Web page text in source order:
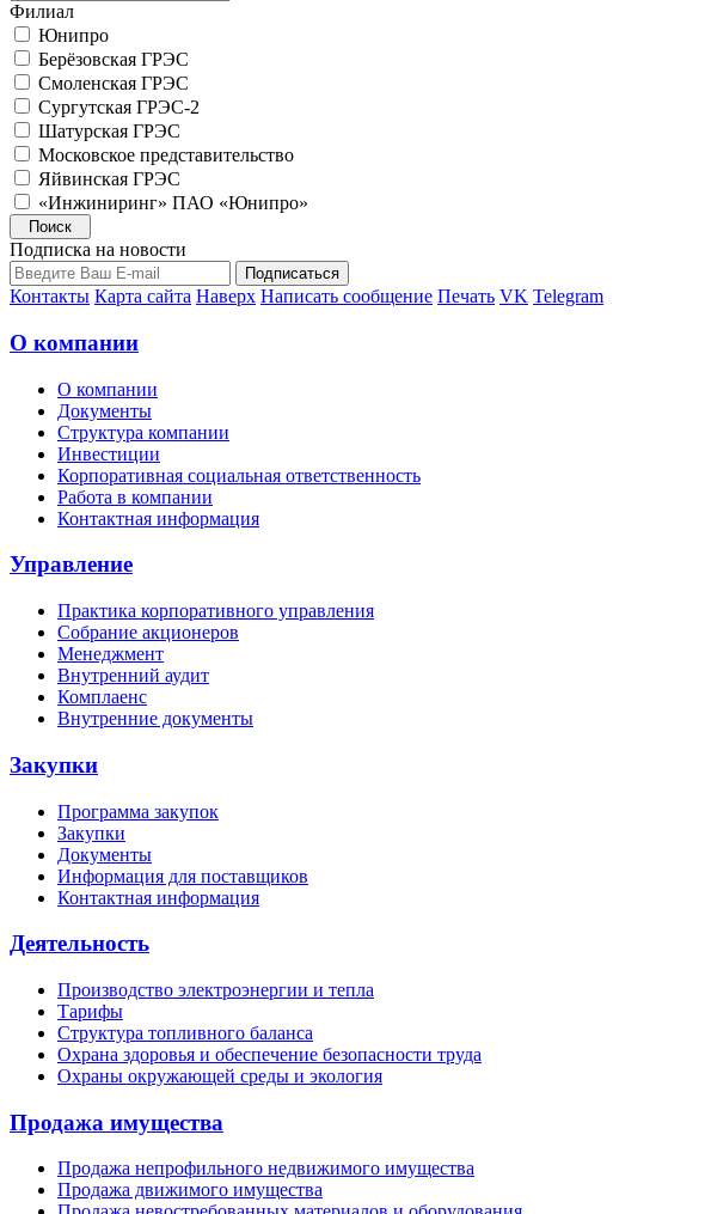
Филиал
Юнипро
Берёзовская ГРЭС
Смоленская ГРЭС
Сургутская ГРЭС-2
Шатурская ГРЭС
Московское представительство
Яйвинская ГРЭС
«Инжиниринг» ПАО «Юнипро»
Подписка на новости
Контакты Карта сайта Наверх Написать сообщение Печать VK Telegram
О компании
О компании
Документы
Структура компании
Инвестиции
Корпоративная социальная ответственность
Работа в компании
Контактная информация
Управление
Практика корпоративного управления
Собрание акционеров
Менеджмент
Внутренний аудит
Комплаенс
Внутренние документы
Закупки
Программа закупок
Закупки
Документы
Информация для поставщиков
Контактная информация
Деятельность
Производство электроэнергии и тепла
Тарифы
Структура топливного баланса
Охрана здоровья и обеспечение безопасности труда
Охраны окружающей среды и экология
Продажа имущества
Продажа непрофильного недвижимого имущества
Продажа движимого имущества